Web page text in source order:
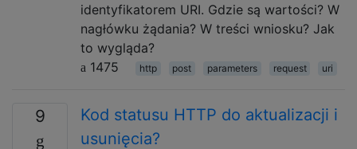
identyfikatorem URI. Gdzie są wartości? W
nagłówku żądania? W treści wniosku? Jak
to wygląda?
1475
http post parameters request uri
9
Kod statusu HTTP do aktualizacji i
usunięcia?